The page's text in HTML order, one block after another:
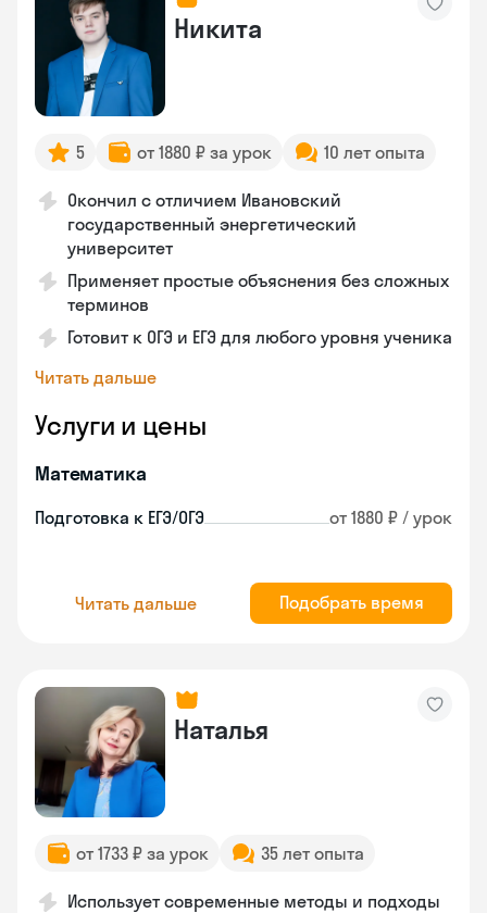
Никита
5 от 1880 ₽ за урок 10 лет опыта
Окончил с отличием Ивановский
государственный энергетический
университет
Применяет простые объяснения без сложных
терминов
Готовит к ОГЭ и ЕГЭ для любого уровня ученика
Читать дальше
Услуги и цены
Математика
Подготовка к ЕГЭ/ОГЭ от 1880 ₽ / урок
Читать дальше Подобрать время
Наталья
от 1733 ₽ за урок 35 лет опыта
Использует современные методы и подходы